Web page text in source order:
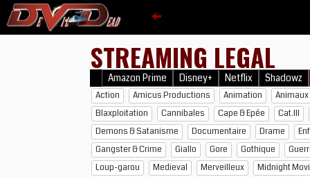
STREAMING LEGAL
Amazon Prime Disney+ Netflix Shadowz
Action Amicus Productions Animation
Blaxploitation
Cannibales Cape & Epée
Cat.III
Demons & Satanisme
Documentaire Drame
Gangster & Crime
Giallo Gore Gothique
Loup-garou
Medieval Merveilleux
Midnight